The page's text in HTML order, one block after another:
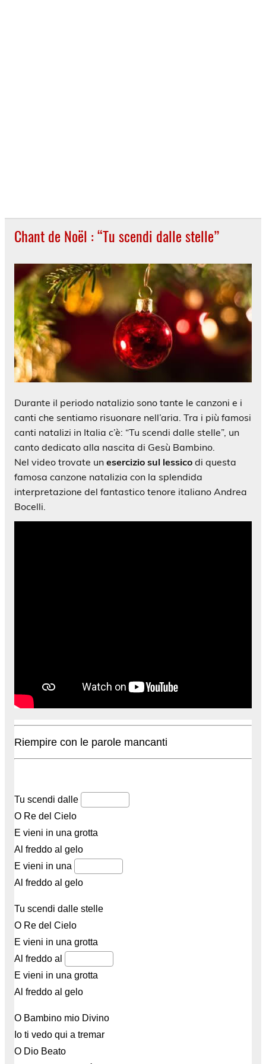
Chant de Noël : “Tu scendi dalle stelle”
Durante il periodo natalizio sono tante le canzoni e i
canti che sentiamo risuonare nell’aria. Tra i più famosi
canti natalizi in Italia c’è: “Tu scendi dalle stelle”, un
canto dedicato alla nascita di Gesù Bambino.
Nel video trovate un esercizio sul lessico di questa
famosa canzone natalizia con la splendida
interpretazione del fantastico tenore italiano Andrea
Bocelli.